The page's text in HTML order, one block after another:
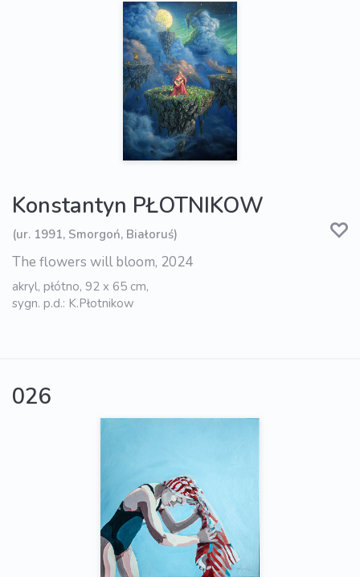
Konstantyn PŁOTNIKOW
(ur. 1991, Smorgoń, Białoruś)
The flowers will bloom, 2024
akryl, płótno, 92 x 65 cm,
sygn. p.d.: K.Płotnikow
026